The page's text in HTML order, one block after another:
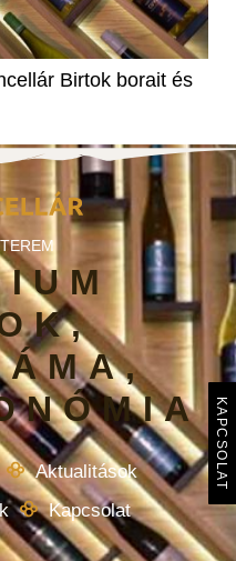
KAPCSOLAT
Birtok borait és
Aktualitások
Kapcsolat